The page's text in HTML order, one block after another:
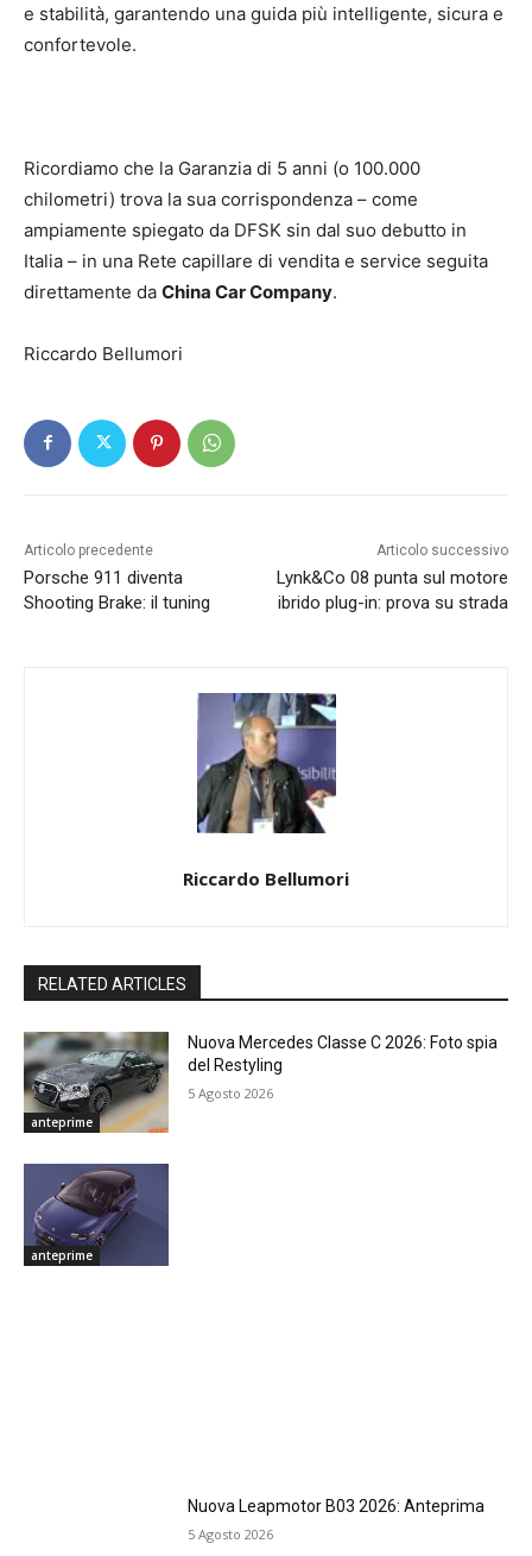
e stabilità, garantendo una guida più intelligente, sicura e
confortevole.
Ricordiamo che la Garanzia di 5 anni (o 100.000
chilometri) trova la sua corrispondenza – come
ampiamente spiegato da DFSK sin dal suo debutto in
Italia – in una Rete capillare di vendita e service seguita
direttamente da China Car Company.
Riccardo Bellumori
Articolo precedente
Porsche 911 diventa
Shooting Brake: il tuning
Articolo successivo
Lynk&Co 08 punta sul motore
ibrido plug-in: prova su strada
Riccardo Bellumori
RELATED ARTICLES
anteprime
Nuova Mercedes Classe C 2026: Foto spia
del Restyling
5 Agosto 2026
anteprime
Nuova Leapmotor B03 2026: Anteprima
5 Agosto 2026